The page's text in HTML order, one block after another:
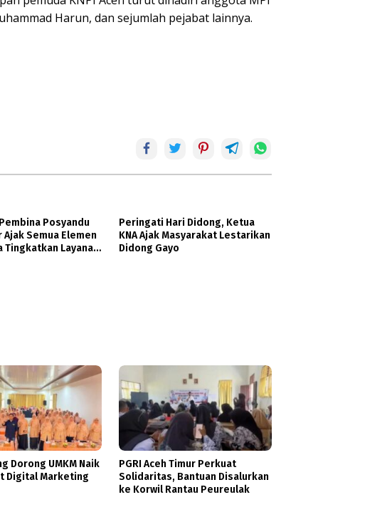
Harun, dan sejumlah pejabat lainnya.
Posyandu
Ajak Semua Elemen
Tingkatkan Layanan
Peringati Hari Didong, Ketua
KNA Ajak Masyarakat Lestarikan
Didong Gayo
Dorong UMKM Naik
Digital Marketing
PGRI Aceh Timur Perkuat
Solidaritas, Bantuan Disalurkan
ke Korwil Rantau Peureulak